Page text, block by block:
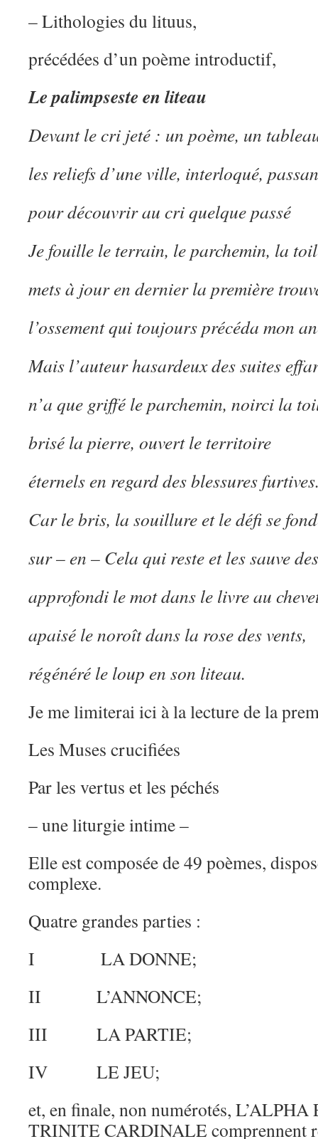
– Lithologies du lituus,
précédées d’un poème introductif,
Le palimpseste en liteau
Devant le cri jeté : un poème, un
les reliefs d’une ville, interloqué,
pour découvrir au cri quelque passé
Je fouille le terrain, le parchemin, la
mets à jour en dernier la première
l’ossement qui toujours précéda mon
Mais l’auteur hasardeux des suites
n’a que griffé le parchemin, noirci la
brisé la pierre, ouvert le territoire
éternels en regard des blessures
Car le bris, la souillure et le défi se
sur – en – Cela qui reste et les sauve
approfondi le mot dans le livre au
apaisé le noroît dans la rose des vents,
régénéré le loup en son liteau.
Je me limiterai ici à la lecture de la
Les Muses crucifiées
Par les vertus et les péchés
– une liturgie intime –
Elle est composée de 49 poèmes,
complexe.
Quatre grandes parties :
I LA DONNE;
II L’ANNONCE;
III LA PARTIE;
IV LE JEU;
et, en finale, non numérotés,
TRINITE CARDINALE comprennent